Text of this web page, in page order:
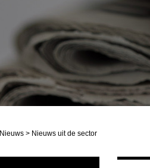
Nieuws > Nieuws uit de sector